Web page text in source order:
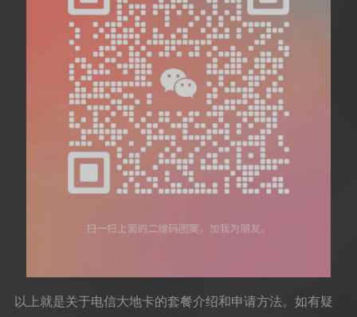
以上就是关于电信大地卡的套餐介绍和申请方法。如有疑